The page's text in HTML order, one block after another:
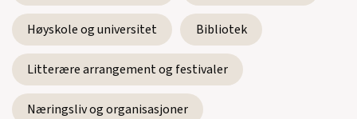
(Telenor)(1997)
Se alle utgivelser
Høyskole og universitet Bibliotek
Litterære arrangement og festivaler
Næringsliv og organisasjoner